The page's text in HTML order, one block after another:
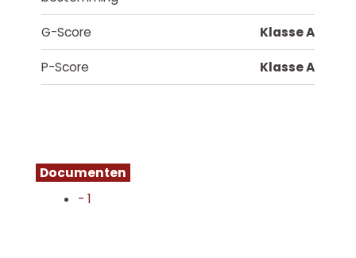
G-Score Klasse A
P-Score Klasse A
Documenten
- 1